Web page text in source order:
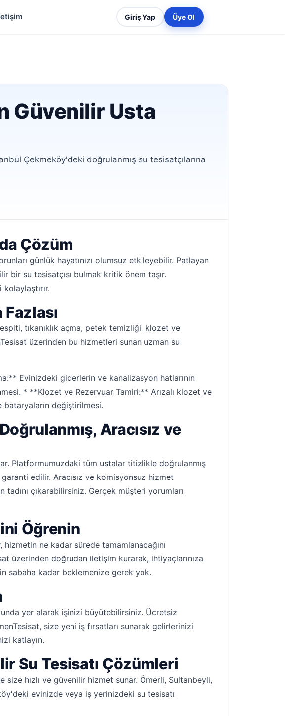
Giriş Yap Üye Ol
Güvenilir Usta
Çekmeköy'deki doğrulanmış su tesisatçılarına
Çözüm
günlük hayatınızı olumsuz etkileyebilir. Patlayan
bir su tesisatçısı bulmak kritik önem taşır.
Fazlası
tıkanıklık açma, petek temizliği, klozet ve
üzerinden bu hizmetleri sunan uzman su
Evinizdeki giderlerin ve kanalizasyon hatlarının
* **Klozet ve Rezervuar Tamiri:** Arızalı klozet ve
bataryaların değiştirilmesi.
Aracısız ve
Platformumuzdaki tüm ustalar titizlikle doğrulanmış
edilir. Aracısız ve komisyonsuz hizmet
çıkarabilirsiniz. Gerçek müşteri yorumları
Öğrenin
ne kadar sürede tamamlanacağını
üzerinden doğrudan iletişim kurarak, ihtiyaçlarınıza
sabaha kadar beklemenize gerek yok.
yer alarak işinizi büyütebilirsiniz. Ücretsiz
size yeni iş fırsatları sunarak gelirlerinizi
katlayın.
Su Tesisatı Çözümleri
hızlı ve güvenilir hizmet sunar. Ömerli, Sultanbeyli,
evinizde veya iş yerinizdeki su tesisatı